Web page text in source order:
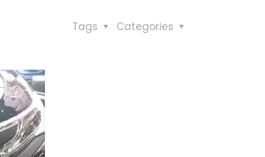
Categories
Tags